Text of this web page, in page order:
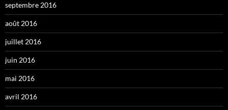
septembre 2016
août 2016
juillet 2016
juin 2016
mai 2016
avril 2016